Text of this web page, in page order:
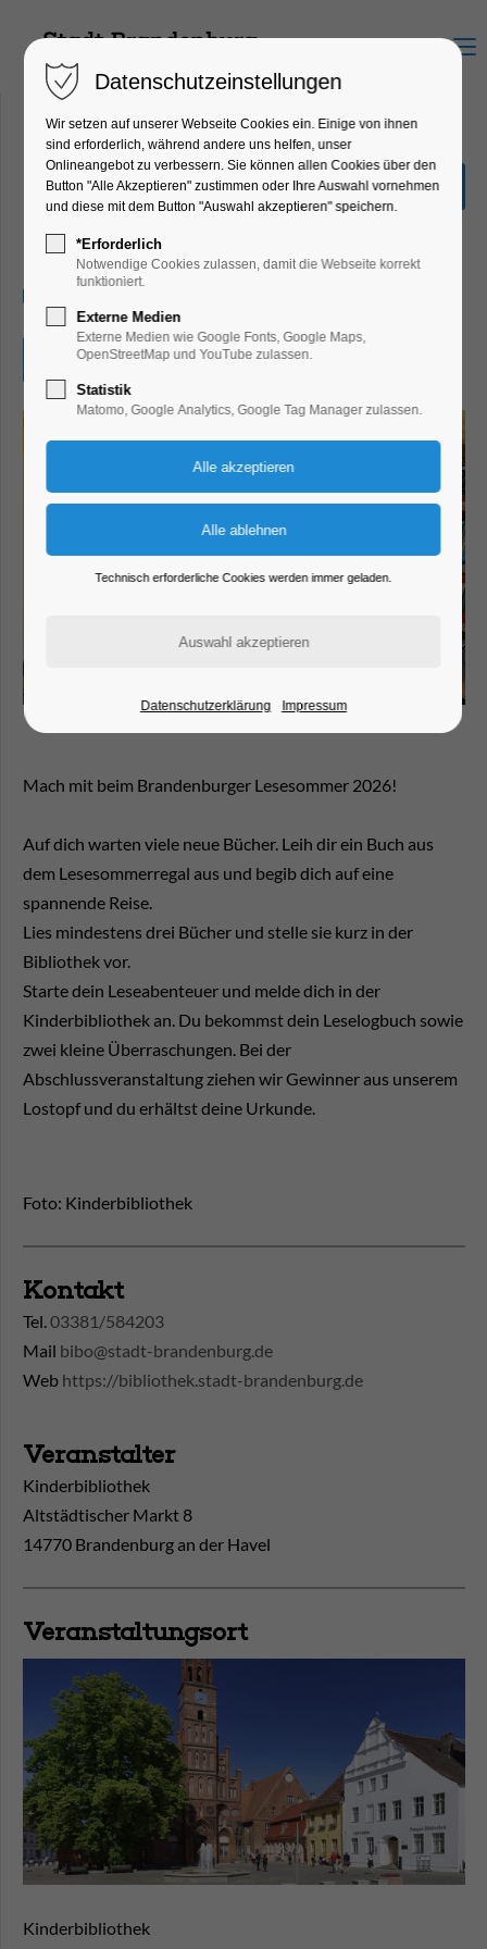
Menu
Brandenburger
Lesesommer
Kinder, Jugend, Mitmach-Aktion
Eintritt frei
Mach mit beim Brandenburger Lesesommer 2026!
Auf dich warten viele neue Bücher. Leih dir ein Buch aus
dem Lesesommerregal aus und begib dich auf eine
spannende Reise.
Lies mindestens drei Bücher und stelle sie kurz in der
Bibliothek vor.
Starte dein Leseabenteuer und melde dich in der
Kinderbibliothek an. Du bekommst dein Leselogbuch sowie
zwei kleine Überraschungen. Bei der
Abschlussveranstaltung ziehen wir Gewinner aus unserem
Lostopf und du erhältst deine Urkunde.
Foto: Kinderbibliothek
Kontakt
Tel.03381/584203
Mail bibo@stadt-brandenburg.de
Web https://bibliothek.stadt-brandenburg.de
Veranstalter
Kinderbibliothek
Altstädtischer Markt 8
14770 Brandenburg an der Havel
Veranstaltungsort
Kinderbibliothek
Datenschutzeinstellungen
Wir setzen auf unserer Webseite Cookies ein. Einige von ihnen
sind erforderlich, während andere uns helfen, unser
Onlineangebot zu verbessern. Sie können allen Cookies über den
Button "Alle Akzeptieren" zustimmen oder Ihre Auswahl vornehmen
und diese mit dem Button "Auswahl akzeptieren" speichern.
*Erforderlich
Notwendige Cookies zulassen, damit die Webseite korrekt
funktioniert.
Externe Medien
Externe Medien wie Google Fonts, Google Maps,
OpenStreetMap und YouTube zulassen.
Statistik
Matomo, Google Analytics, Google Tag Manager zulassen.
Technisch erforderliche Cookies werden immer geladen.
Datenschutzerklärung Impressum